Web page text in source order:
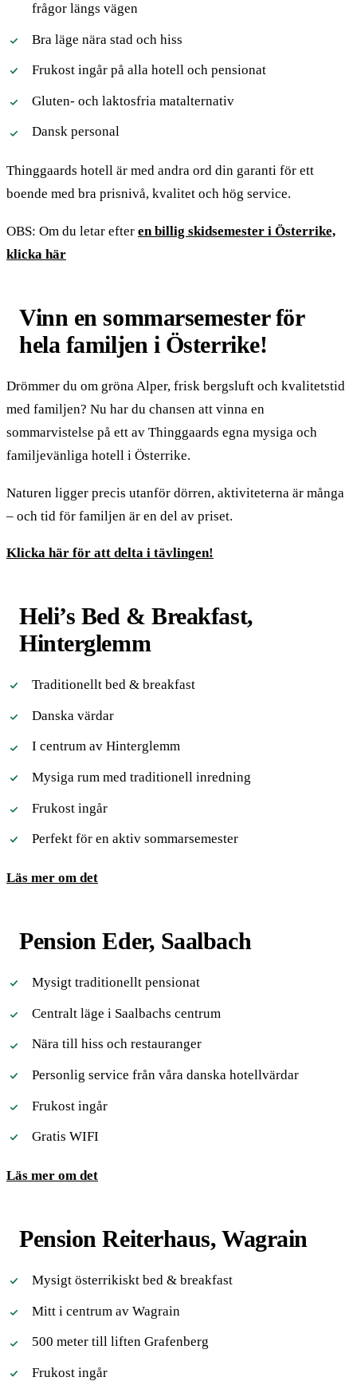
frågor längs vägen
Bra läge nära stad och hiss
Frukost ingår på alla hotell och pensionat
Gluten- och laktosfria matalternativ
Dansk personal
Thinggaards hotell är med andra ord din garanti för ett
boende med bra prisnivå, kvalitet och hög service.
OBS: Om du letar efter en billig skidsemester i Österrike,
klicka här
Vinn en sommarsemester för
hela familjen i Österrike!
Drömmer du om gröna Alper, frisk bergsluft och kvalitetstid
med familjen? Nu har du chansen att vinna en
sommarvistelse på ett av Thinggaards egna mysiga och
familjevänliga hotell i Österrike.
Naturen ligger precis utanför dörren, aktiviteterna är många
– och tid för familjen är en del av priset.
Klicka här för att delta i tävlingen!
Heli’s Bed & Breakfast,
Hinterglemm
Traditionellt bed & breakfast
Danska värdar
I centrum av Hinterglemm
Mysiga rum med traditionell inredning
Frukost ingår
Perfekt för en aktiv sommarsemester
Läs mer om det
Pension Eder, Saalbach
Mysigt traditionellt pensionat
Centralt läge i Saalbachs centrum
Nära till hiss och restauranger
Personlig service från våra danska hotellvärdar
Frukost ingår
Gratis WIFI
Läs mer om det
Pension Reiterhaus, Wagrain
Mysigt österrikiskt bed & breakfast
Mitt i centrum av Wagrain
500 meter till liften Grafenberg
Frukost ingår